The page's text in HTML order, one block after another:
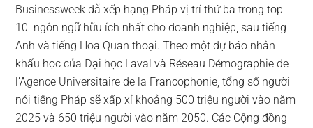
Businessweek đã xếp hạng Pháp vị trí thứ ba trong top
10 ngôn ngữ hữu ích nhất cho doanh nghiệp, sau tiếng
Anh và tiếng Hoa Quan thoại. Theo một dự báo nhân
khẩu học của Đại học Laval và Réseau Démographie de
l’Agence Universitaire de la Francophonie, tổng số người
nói tiếng Pháp sẽ xấp xỉ khoảng 500 triệu người vào năm
2025 và 650 triệu người vào năm 2050. Các Cộng đồng